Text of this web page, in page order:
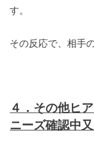
す。
その反応で、相手
４．その他ヒ
ニーズ確認中